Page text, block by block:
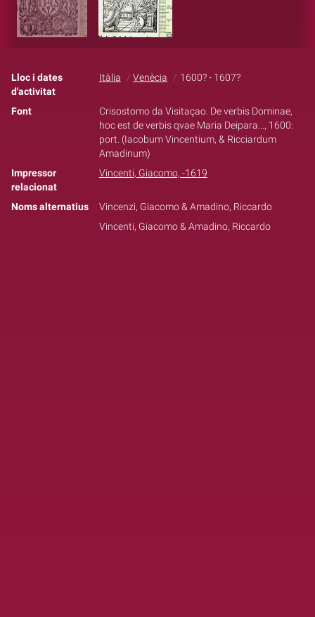
Lloc i dates
d'activitat
Itàlia Venècia 1600? - 1607?
Font
Crisostomo da Visitaçao. De verbis Dominae,
hoc est de verbis qvae Maria Deipara..., 1600:
port. (Iacobum Vincentium, & Ricciardum
Amadinum)
Impressor
relacionat
Vincenti, Giacomo, -1619
Noms alternatius
Vincenzi, Giacomo & Amadino, Riccardo
Vincenti, Giacomo & Amadino, Riccardo